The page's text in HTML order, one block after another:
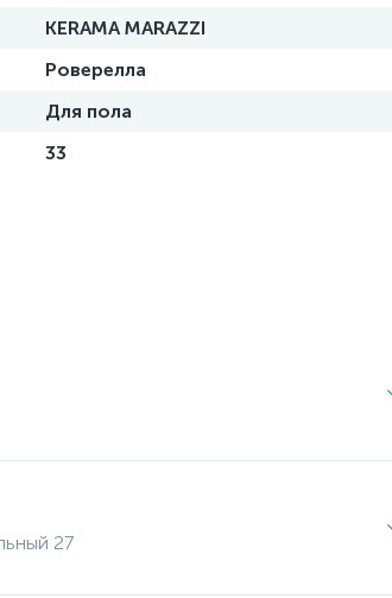
KERAMA MARAZZI
Роверелла
Для пола
33
27